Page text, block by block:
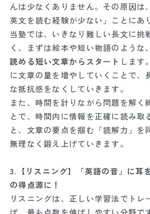
んは少なくありません。その原因は
英文を読む経験が少ない」ことにあ
当塾では、いきなり難しい長文に挑
く、まずは絵本や短い物語のような、
読める短い文章からスタート します
に文章の量を増やしていくことで、
な抵抗感をなくしていきます。
また、時間を計りながら問題を解く
とで、時間内に情報を正確に読み取
と、文章の要点を掴む「読解力」を
無理なく鍛え上げていきます。
3.【リスニング】「英語の音」に耳
の得点源に！
リスニングは、正しい学習法でトレ